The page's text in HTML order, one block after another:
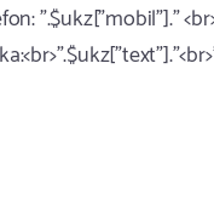
".$ukz["mobil"]."